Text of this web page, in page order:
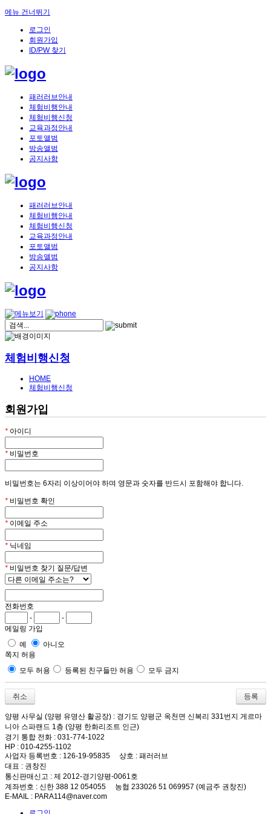
메뉴 건너뛰기
로그인
회원가입
ID/PW 찾기
패러러브안내
체험비행안내
체험비행신청
교육과정안내
포토앨범
방송앨범
공지사항
패러러브안내
체험비행안내
체험비행신청
교육과정안내
포토앨범
방송앨범
공지사항
체험비행신청
HOME
체험비행신청
회원가입
* 아이디
* 비밀번호
비밀번호는 6자리 이상이어야 하며 영문과 숫자를 반드시 포함해야 합니다.
* 비밀번호 확인
* 이메일 주소
* 닉네임
* 비밀번호 찾기 질문/답변
전화번호
-
-
메일링 가입
예
아니오
쪽지 허용
모두 허용
등록된 친구들만 허용 모두 금지
취소
양평 사무실 (양평 유명산 활공장) : 경기도 양평군 옥천면 신복리 331번지 게르마
니아 스파랜드 1층 (양평 한화리조트 인근)
경기 통합 전화 : 031-774-1022
HP : 010-4255-1102
사업자 등록번호 : 126-19-95835 상호 : 패러러브
대표 : 권창진
통신판매신고 : 제 2012-경기양평-0061호
계좌번호 : 신한 388 12 054055 농협 233026 51 069957 (예금주 권창진)
E-MAIL : PARA114@naver.com